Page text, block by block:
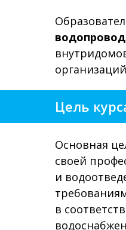
Цель
Основная
своей
и
в